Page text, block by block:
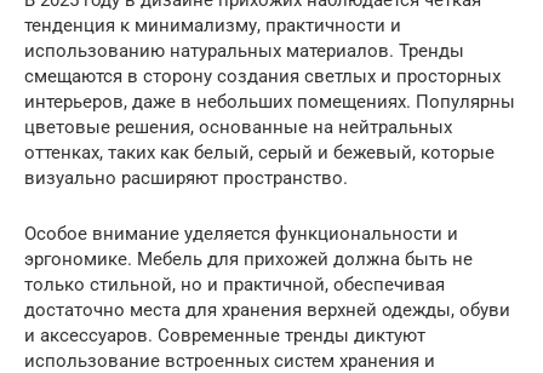
тенденция к минимализму, практичности и
использованию натуральных материалов. Тренды
смещаются в сторону создания светлых и просторных
интерьеров, даже в небольших помещениях. Популярны
цветовые решения, основанные на нейтральных
оттенках, таких как белый, серый и бежевый, которые
визуально расширяют пространство.
Особое внимание уделяется функциональности и
эргономике. Мебель для прихожей должна быть не
только стильной, но и практичной, обеспечивая
достаточно места для хранения верхней одежды, обуви
и аксессуаров. Современные тренды диктуют
использование встроенных систем хранения и